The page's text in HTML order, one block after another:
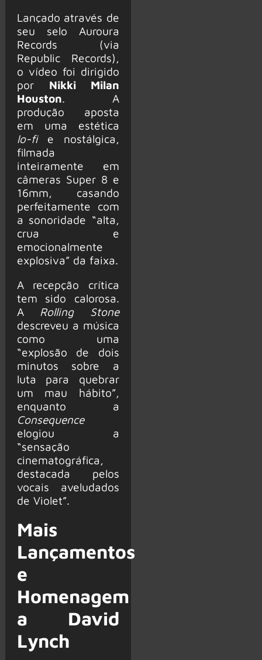
Lançado através de
seu selo Auroura
Records (via
Republic Records),
o vídeo foi dirigido
por Nikki Milan
Houston . A
produção aposta
em uma estética
lo-fie nostálgica,
filmada
inteiramente em
câmeras Super 8 e
16mm, casando
perfeitamente com
a sonoridade “alta,
crua e
emocionalmente
explosiva” da faixa.
A recepção crítica
tem sido calorosa.
A Rolling Stone
descreveu a música
como uma
“explosão de dois
minutos sobre a
luta para quebrar
um mau hábito”,
enquanto a
Consequence
elogiou a
“sensação
cinematográfica,
destacada pelos
vocais aveludados
de Violet”.
Mais
Lançamentos
e
Homenagem
a David
Lynch